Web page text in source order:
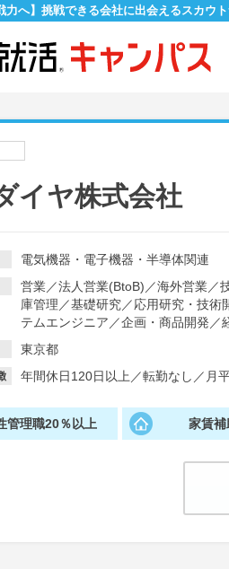
力へ】挑戦できる会社に出会えるスカウ
イヤ株式会社
電気機器・電子機器・半導体関連
営業／法人営業(BtoB) ／海外営業／
庫管理 ／基礎研究／応用研究・技術
テムエンジニア ／企画・商品開発 ／
東京都
年間休日120日以上 ／転勤なし ／ 月
管理職20％以上 家賃補